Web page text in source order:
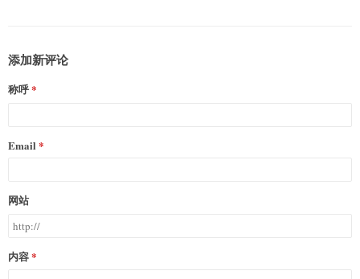
添加新评论
称呼
Email
网站
内容